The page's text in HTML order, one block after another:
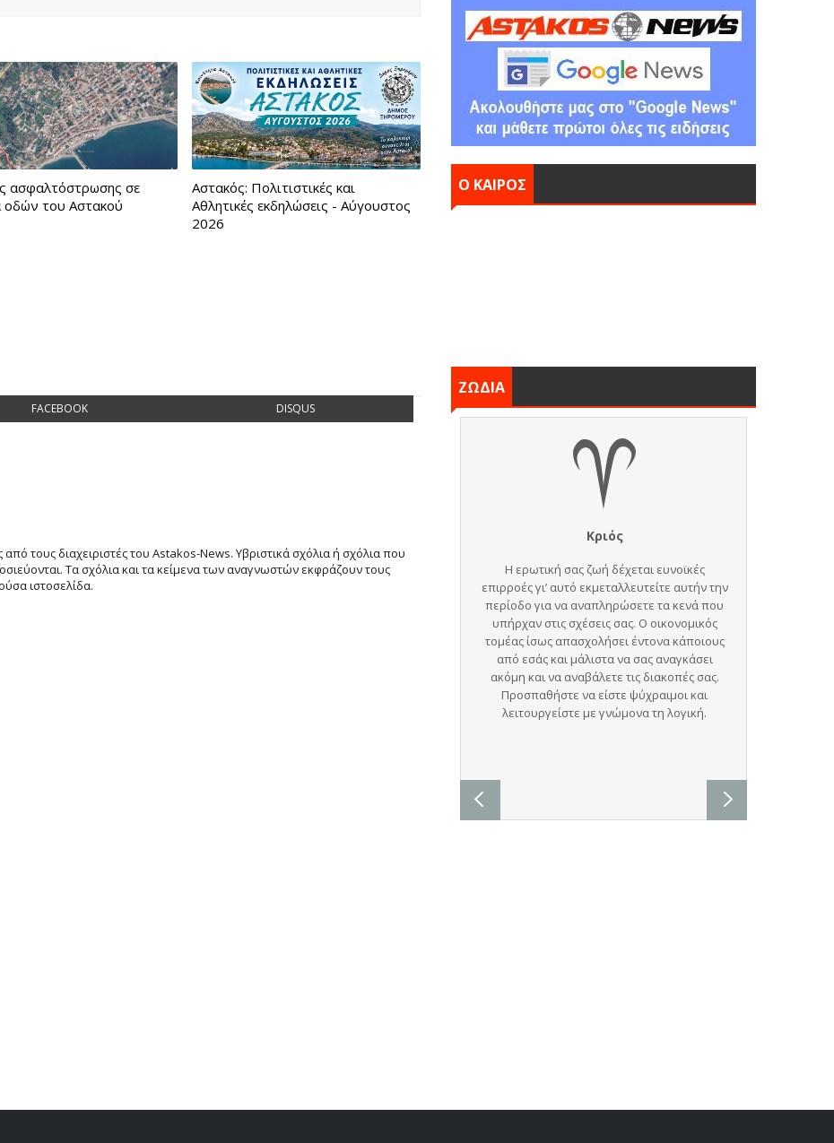
ασφαλτόστρωσης σε
οδών του Αστακού
Αστακός: Πολιτιστικές και
Αθλητικές εκδηλώσεις - Αύγουστος
2026
FACEBOOK DISQUS
τους διαχειριστές του Astakos-News. Υβριστικά σχόλια ή σχόλια που
Τα σχόλια και τα κείμενα των αναγνωστών εκφράζουν τους
ιστοσελίδα.
Ο ΚΑΙΡΟΣ
ΖΩΔΙΑ